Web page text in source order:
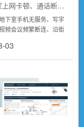
办公室上网卡顿、通话断连？KW21N 家用信号增强器全覆盖
下室手机无服务、写字
频会议频繁断连、沿街
续续，是大量家庭、商
到的难题。市面普通信
03